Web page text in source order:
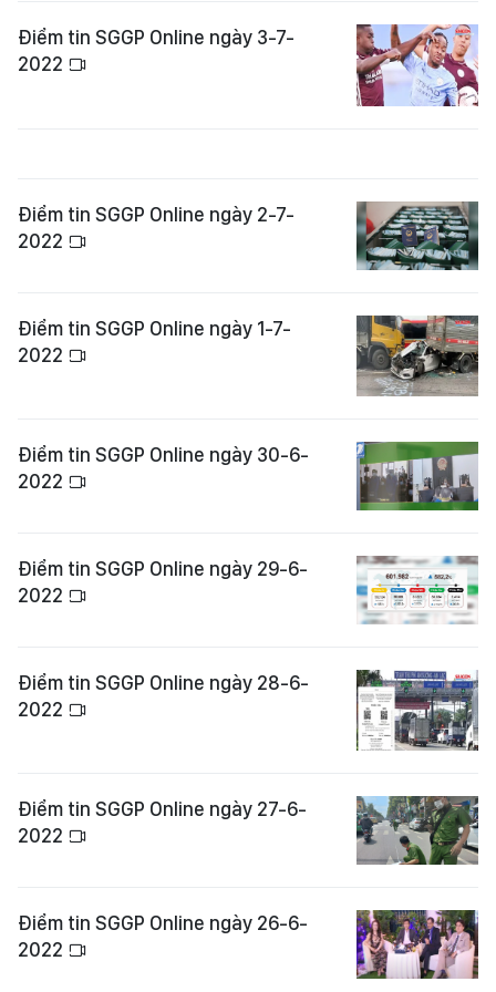
Điểm tin SGGP Online ngày 3-7-
2022
Điểm tin SGGP Online ngày 2-7-
2022
Điểm tin SGGP Online ngày 1-7-
2022
Điểm tin SGGP Online ngày 30-6-
2022
Điểm tin SGGP Online ngày 29-6-
2022
Điểm tin SGGP Online ngày 28-6-
2022
Điểm tin SGGP Online ngày 27-6-
2022
Điểm tin SGGP Online ngày 26-6-
2022